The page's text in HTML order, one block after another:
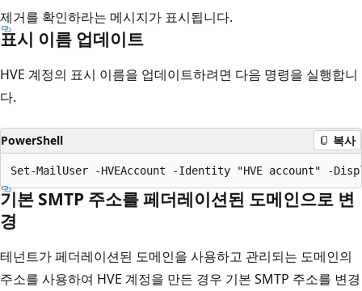
제거를 확인하라는 메시지가 표시됩니다.
표시 이름 업데이트
HVE 계정의 표시 이름을 업데이트하려면 다음 명령을 실행합니
다.
PowerShell 복사
기본 SMTP 주소를 페더레이션된 도메인으로 변
경
테넌트가 페더레이션된 도메인을 사용하고 관리되는 도메인의
주소를 사용하여 HVE 계정을 만든 경우 기본 SMTP 주소를 변경